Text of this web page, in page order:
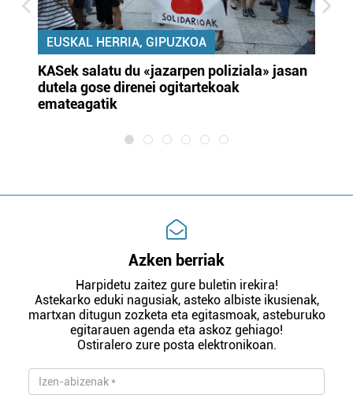
EUSKAL HERRIA, GIPUZKOA
KASek salatu du «jazarpen poliziala» jasan
dutela gose direnei ogitartekoak
emateagatik
Azken berriak
Harpidetu zaitez gure buletin irekira!
Astekarko eduki nagusiak, asteko albiste ikusienak,
martxan ditugun zozketa eta egitasmoak, asteburuko
egitarauen agenda eta askoz gehiago!
Ostiralero zure posta elektronikoan.